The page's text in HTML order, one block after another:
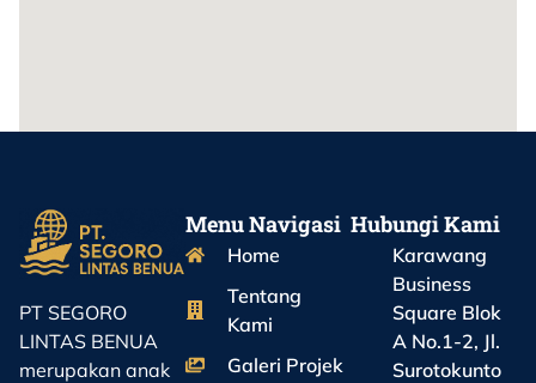
PT SEGORO
LINTAS BENUA
merupakan anak
Menu Navigasi
Home
Tentang
Kami
Galeri Projek
Hubungi Kami
Karawang
Business
Square Blok
A No.1-2, Jl.
Surotokunto